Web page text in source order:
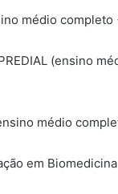
médio
(ensino
médio
em